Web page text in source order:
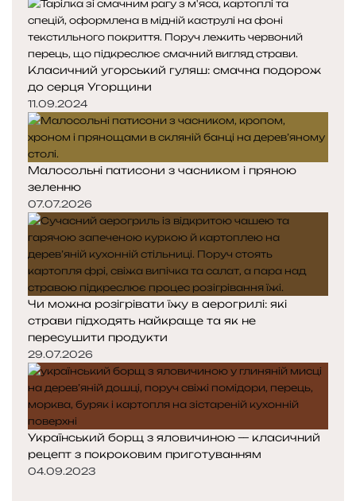
Класичний угорський гуляш: смачна подорож
до серця Угорщини
11.09.2024
Малосольні патисони з часником і пряною
зеленню
07.07.2026
Чи можна розігрівати їжу в аерогрилі: які
страви підходять найкраще та як не
пересушити продукти
29.07.2026
Український борщ з яловичиною — класичний
рецепт з покроковим приготуванням
04.09.2023